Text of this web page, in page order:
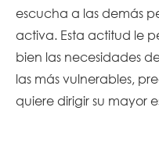
escucha a las demás
activa. Esta actitud le
bien las necesidades
las más vulnerables,
quiere dirigir su mayor